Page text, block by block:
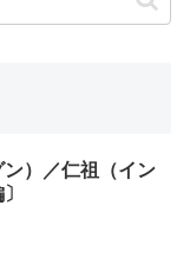
）／仁祖（イン